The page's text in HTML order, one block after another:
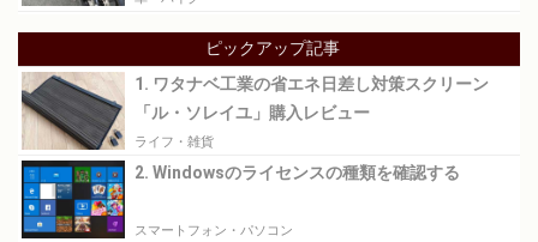
ピックアップ記事
1. ワタナベ工業の省エネ日差し対策スクリーン
「ル・ソレイユ」購入レビュー
ライフ・雑貨
2. Windowsのライセンスの種類を確認する
スマートフォン・パソコン